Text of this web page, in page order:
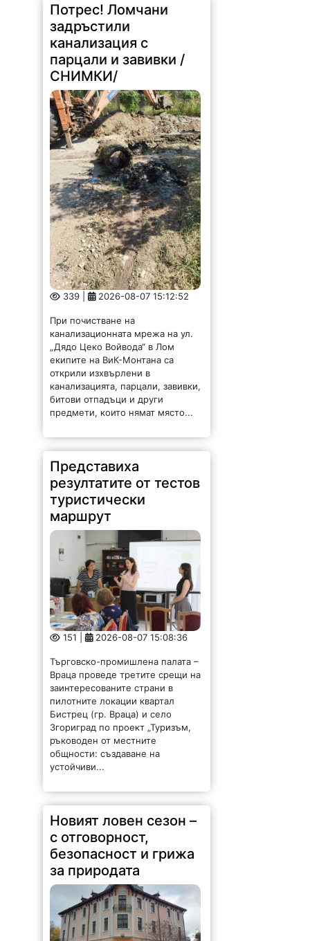
Потрес! Ломчани
задръстили
канализация с
парцали и завивки /
СНИМКИ/
339 | 2026-08-07 15:12:52
При почистване на
канализационната мрежа на ул.
„Дядо Цеко Войвода“ в Лом
екипите на ВиК-Монтана са
открили изхвърлени в
канализацията, парцали, завивки,
битови отпадъци и други
предмети, които нямат място...
Представиха
резултатите от тестов
туристически
маршрут
151 | 2026-08-07 15:08:36
Търговско-промишлена палата –
Враца проведе третите срещи на
заинтересованите страни в
пилотните локации квартал
Бистрец (гр. Враца) и село
Згориград по проект „Туризъм,
ръководен от местните
общности: създаване на
устойчиви...
Новият ловен сезон –
с отговорност,
безопасност и грижа
за природата